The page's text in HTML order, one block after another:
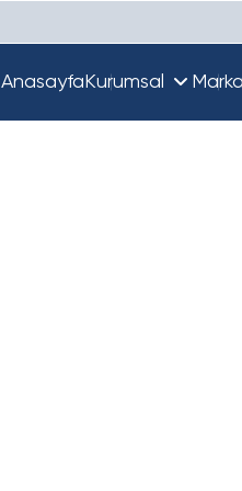
Anasayfa Kurumsal